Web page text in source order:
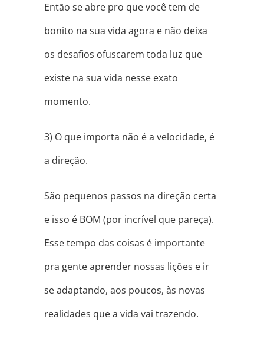
Então se abre pro que você tem de
bonito na sua vida agora e não deixa
os desafios ofuscarem toda luz que
existe na sua vida nesse exato
momento.
3) O que importa não é a velocidade, é
a direção.
São pequenos passos na direção certa
e isso é BOM (por incrível que pareça).
Esse tempo das coisas é importante
pra gente aprender nossas lições e ir
se adaptando, aos poucos, às novas
realidades que a vida vai trazendo.